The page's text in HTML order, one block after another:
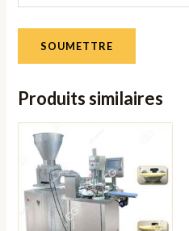
Produits similaires